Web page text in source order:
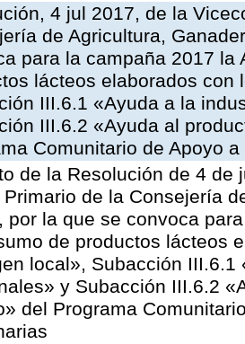
4 jul 2017, de la
de Agricultura,
para la campaña 2017
lácteos elaborados
III.6.1 «Ayuda a la
III.6.2 «Ayuda al
Comunitario de Apoyo
de la Resolución de 4
Primario de la Consejería
por la que se convoca
de productos lácteos
local», Subacción
y Subacción III.6.2
del Programa